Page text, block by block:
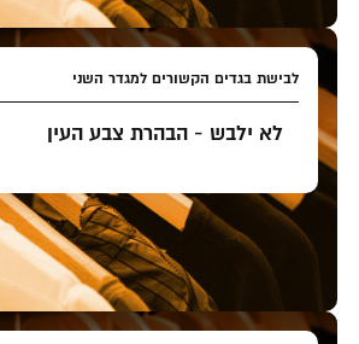
לבישת בגדים הקשורים למגדר השני
לא ילבש - הבהרת צבע העין